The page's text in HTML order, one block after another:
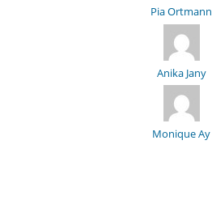
Pia Ortmann
Anika Jany
Monique Ay